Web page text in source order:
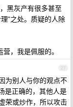
黑灰产有很多甚至
”之处。质疑的人除
，我是佩服的。
27
为别人与你的观点不
是正确的，其他人是
荣或炒作，所以攻击